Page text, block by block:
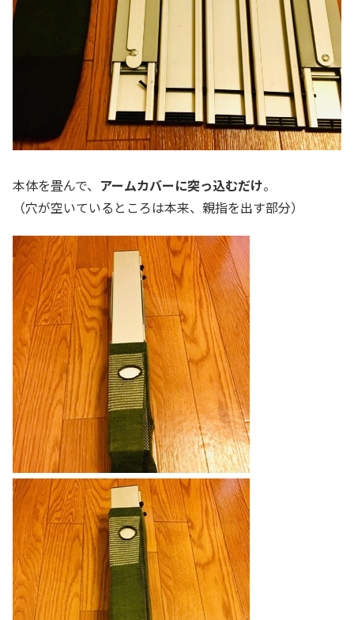
本体を畳んで、 アームカバーに突っ込むだけ。
（穴が空いているところは本来、親指を出す部分）